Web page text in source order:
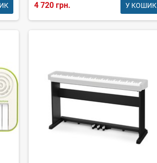
4 720 грн. У КОШИК